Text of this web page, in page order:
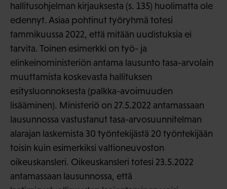
hallitusohjelman kirjauksesta (s. 135) huolimatta ole
edennyt. Asiaa pohtinut työryhmä totesi
tammikuussa 2022, että mitään uudistuksia ei
tarvita. Toinen esimerkki on työ- ja
elinkeinoministeriön antama lausunto tasa-arvolain
muuttamista koskevasta hallituksen
esitysluonnoksesta (palkka-avoimuuden
lisääminen). Ministeriö on 27.5.2022 antamassaan
lausunnossa vastustanut tasa-arvosuunnitelman
alarajan laskemista 30 työntekijästä 20 työntekijään
toisin kuin esimerkiksi valtioneuvoston
oikeuskansleri. Oikeuskansleri totesi 23.5.2022
antamassaan lausunnossa, että